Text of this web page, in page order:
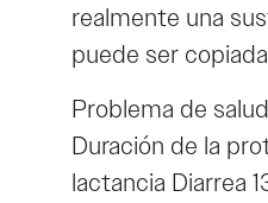
realmente una
puede ser
Problema de
Duración de la
lactancia Diarrea